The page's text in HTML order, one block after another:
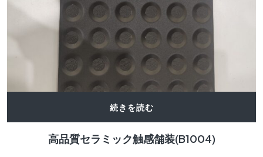
続きを読む
高品質セラミック触感舗装(B1004)